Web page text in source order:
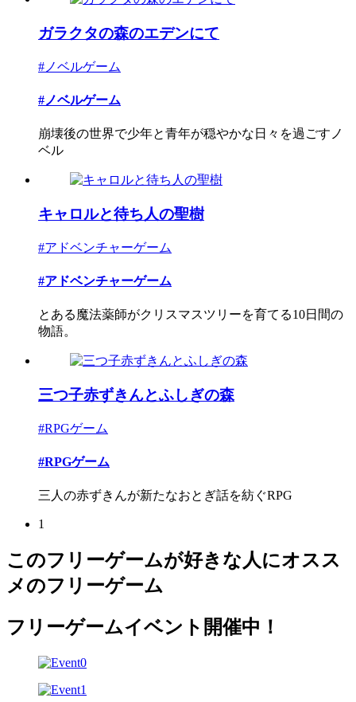
ガラクタの森のエデンにて
#ノベルゲーム
#ノベルゲーム
崩壊後の世界で少年と青年が穏やかな日々を過ごすノ
ベル
キャロルと待ち人の聖樹
#アドベンチャーゲーム
#アドベンチャーゲーム
とある魔法薬師がクリスマスツリーを育てる10日間の
物語。
三つ子赤ずきんとふしぎの森
#RPGゲーム
#RPGゲーム
三人の赤ずきんが新たなおとぎ話を紡ぐRPG
1
このフリーゲームが好きな人にオスス
メのフリーゲーム
フリーゲームイベント開催中！